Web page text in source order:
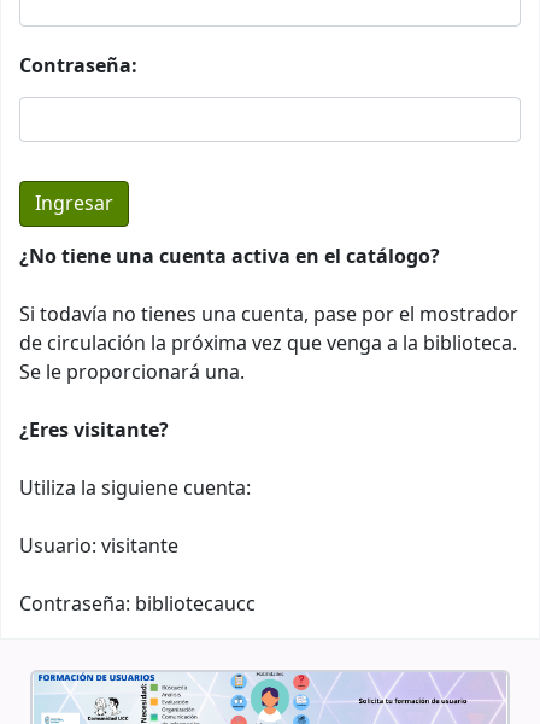
Contraseña:
¿No tiene una cuenta activa en el catálogo?
Si todavía no tienes una cuenta, pase por el mostrador
de circulación la próxima vez que venga a la biblioteca.
Se le proporcionará una.
¿Eres visitante?
Utiliza la siguiene cuenta:
Usuario: visitante
Contraseña: bibliotecaucc